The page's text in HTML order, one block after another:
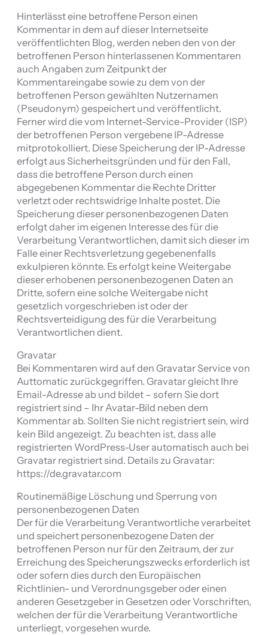
Hinterlässt eine betroffene Person einen
Kommentar in dem auf dieser Internetseite
veröffentlichten Blog, werden neben den von der
betroffenen Person hinterlassenen Kommentaren
auch Angaben zum Zeitpunkt der
Kommentareingabe sowie zu dem von der
betroffenen Person gewählten Nutzernamen
(Pseudonym) gespeichert und veröffentlicht.
Ferner wird die vom Internet-Service-Provider (ISP)
der betroffenen Person vergebene IP-Adresse
mitprotokolliert. Diese Speicherung der IP-Adresse
erfolgt aus Sicherheitsgründen und für den Fall,
dass die betroffene Person durch einen
abgegebenen Kommentar die Rechte Dritter
verletzt oder rechtswidrige Inhalte postet. Die
Speicherung dieser personenbezogenen Daten
erfolgt daher im eigenen Interesse des für die
Verarbeitung Verantwortlichen, damit sich dieser im
Falle einer Rechtsverletzung gegebenenfalls
exkulpieren könnte. Es erfolgt keine Weitergabe
dieser erhobenen personenbezogenen Daten an
Dritte, sofern eine solche Weitergabe nicht
gesetzlich vorgeschrieben ist oder der
Rechtsverteidigung des für die Verarbeitung
Verantwortlichen dient.
Gravatar
Bei Kommentaren wird auf den Gravatar Service von
Auttomatic zurückgegriffen. Gravatar gleicht Ihre
Email-Adresse ab und bildet – sofern Sie dort
registriert sind – Ihr Avatar-Bild neben dem
Kommentar ab. Sollten Sie nicht registriert sein, wird
kein Bild angezeigt. Zu beachten ist, dass alle
registrierten WordPress-User automatisch auch bei
Gravatar registriert sind. Details zu Gravatar:
https://de.gravatar.com
Routinemäßige Löschung und Sperrung von
personenbezogenen Daten
Der für die Verarbeitung Verantwortliche verarbeitet
und speichert personenbezogene Daten der
betroffenen Person nur für den Zeitraum, der zur
Erreichung des Speicherungszwecks erforderlich ist
oder sofern dies durch den Europäischen
Richtlinien- und Verordnungsgeber oder einen
anderen Gesetzgeber in Gesetzen oder Vorschriften,
welchen der für die Verarbeitung Verantwortliche
unterliegt, vorgesehen wurde.